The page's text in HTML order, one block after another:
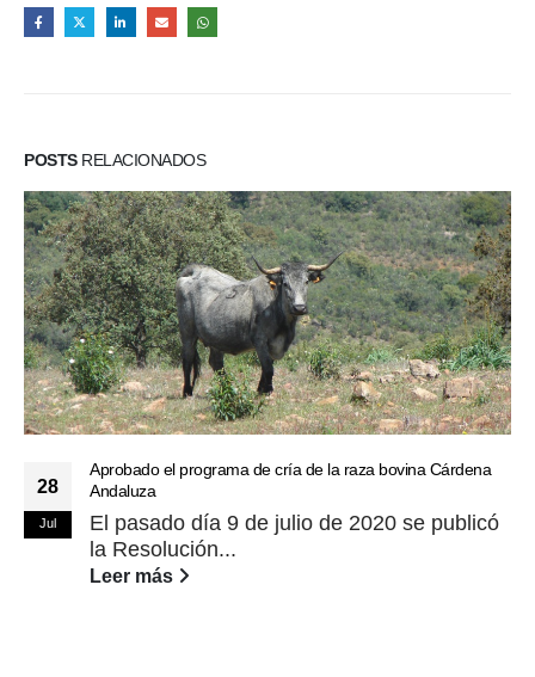
POSTSRELACIONADOS
28
Jul
Aprobado el programa de cría de la raza bovina Cárdena
Andaluza
El pasado día 9 de julio de 2020 se publicó
la Resolución...
Leer más